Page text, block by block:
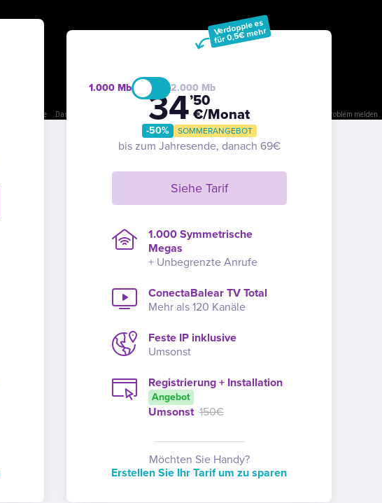
Kurzbefehle Das Bild ist möglicherweise urheberrechtlich geschützt Nutzungsbedingungen Problem melden
1.000 2.000
Verdopple es
für 0,5€ mehr
34’50
€/Monat
-50% SOMMERANGEBOT
bis zum Jahresende, danach 69€
Siehe Tarif
1.000 Symmetrische
Megas
+ Unbegrenzte Anrufe
ConectaBalear TV Total
Mehr als 120 Kanäle
Feste IP inklusive
Umsonst
Registrierung + Installation
Angebot
Umsonst 150€
Möchten Sie Handy?
Erstellen Sie Ihr Tarif um zu sparen